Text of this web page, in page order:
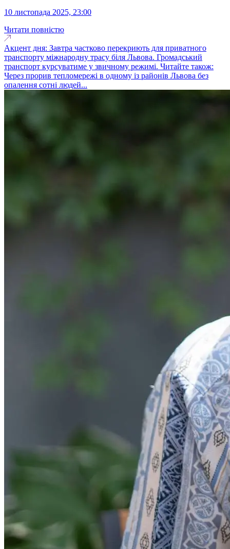
10 листопада 2025, 23:00
Читати повністю
Акцент дня: Завтра частково перекриють для приватного
транспорту міжнародну трасу біля Львова. Громадський
транспорт курсуватиме у звичному режимі. Читайте також:
Через прорив тепломережі в одному із районів Львова без
опалення сотні людей...